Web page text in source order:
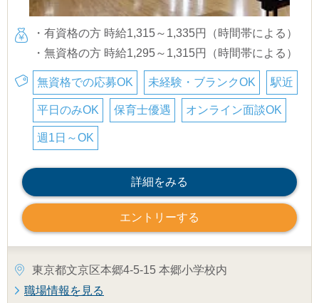
・有資格の方 時給1,315～1,335円（時間帯による）
・無資格の方 時給1,295～1,315円（時間帯による）
無資格での応募OK 未経験・ブランクOK 駅近
平日のみOK 保育士優遇 オンライン面談OK
週1日～OK
詳細をみる
エントリーする
東京都文京区本郷4-5-15 本郷小学校内
職場情報を見る